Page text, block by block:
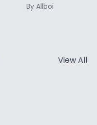
By Allboi
View All